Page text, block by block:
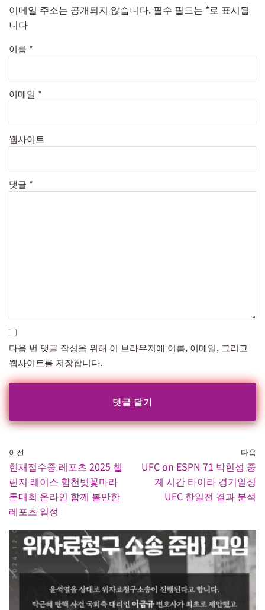
이메일 주소는 공개되지 않습니다. 필수 필드는 *로 표시됩
니다
이름 *
이메일 *
웹사이트
댓글 *
다음 번 댓글 작성을 위해 이 브라우저에 이름, 이메일, 그리고
웹사이트를 저장합니다.
이전
현재접수중 레포츠 2025 챌
린지 레이스 합천벚꽃마라
톤대회 온라인 함께 볼만한
레포츠 일정
다음
UFC on ESPN 71 박현성 중
계 시간 타이라 경기일정
UFC 한일전 결과 분석